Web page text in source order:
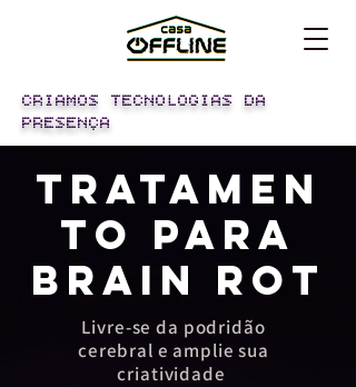
CRIAMOS TECNOLOGIAS DA
PRESENÇA
TRATAMEN
TO PARA
BRAIN ROT
Livre-se da podridão
cerebral e amplie sua
criatividade